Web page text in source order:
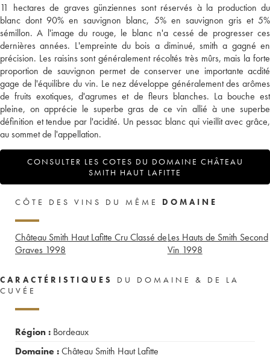
11 hectares de graves günziennes sont réservés à la production du
blanc dont 90% en sauvignon blanc, 5% en sauvignon gris et 5%
sémillon. A l'image du rouge, le blanc n'a cessé de progresser ces
dernières années. L'empreinte du bois a diminué, smith a gagné en
précision. Les raisins sont généralement récoltés très mûrs, mais la forte
proportion de sauvignon permet de conserver une importante acdité
gage de l'équilibre du vin. Le nez développe généralement des arômes
de fruits exotiques, d'agrumes et de fleurs blanches. La bouche est
pleine, on apprécie le superbe gras de ce vin allié à une superbe
définition et tendue par l'acidité. Un pessac blanc qui vieillit avec grâce,
au sommet de l'appellation.
CONSULTER LES COTES DU DOMAINE CHÂTEAU
SMITH HAUT LAFITTE
CÔTE DES VINS DU MÊME DOMAINE
Château Smith Haut Lafitte Cru Classé de
Graves 1998
Les Hauts de Smith Second
Vin 1998
CARACTÉRISTIQUES
DU DOMAINE & DE LA
CUVÉE
Région : Bordeaux
Domaine :Château Smith Haut Lafitte